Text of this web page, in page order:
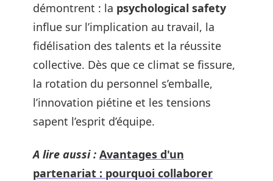
démontrent : la psychological safety
influe sur l’implication au travail, la
fidélisation des talents et la réussite
collective. Dès que ce climat se fissure,
la rotation du personnel s’emballe,
l’innovation piétine et les tensions
sapent l’esprit d’équipe.
A lire aussi : Avantages d'un
partenariat : pourquoi collaborer